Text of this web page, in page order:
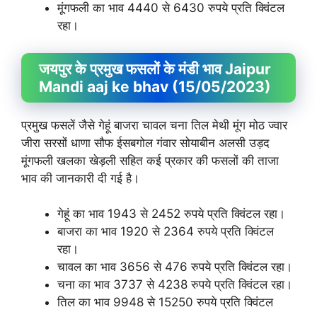
मूंगफली का भाव 4440 से 6430 रुपये प्रति क्विंटल
रहा।
जयपुर के प्रमुख फसलों के मंडी भाव Jaipur
Mandi aaj ke bhav (15/05/2023)
प्रमुख फसलें जैसे गेहूं बाजरा चावल चना तिल मेथी मूंग मोठ ज्वार
जीरा सरसों धाणा सौफ ईसबगोल गंवार सोयाबीन अलसी उड़द
मूंगफली खलका खेड़ली सहित कई प्रकार की फसलों की ताजा
भाव की जानकारी दी गई है।
गेहूं का भाव 1943 से 2452 रुपये प्रति क्विंटल रहा।
बाजरा का भाव 1920 से 2364 रुपये प्रति क्विंटल
रहा।
चावल का भाव 3656 से 476 रुपये प्रति क्विंटल रहा।
चना का भाव 3737 से 4238 रुपये प्रति क्विंटल रहा।
तिल का भाव 9948 से 15250 रुपये प्रति क्विंटल